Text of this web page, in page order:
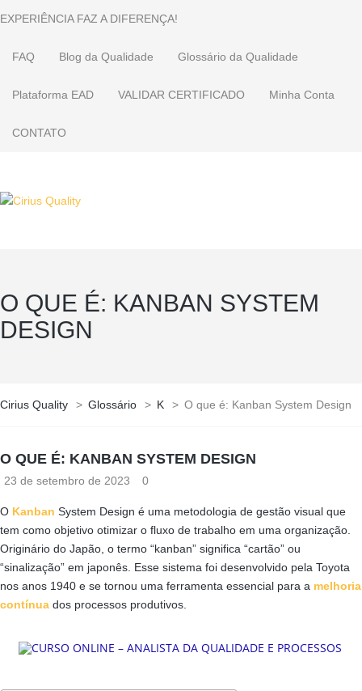
EXPERIÊNCIA FAZ A DIFERENÇA!
FAQ Blog da Qualidade Glossário da Qualidade
Plataforma EAD VALIDAR CERTIFICADO Minha Conta
CONTATO
O QUE É: KANBAN SYSTEM
DESIGN
Cirius Quality > Glossário > K > O que é: Kanban System Design
O QUE É: KANBAN SYSTEM DESIGN
23 de setembro de 2023 0
O Kanban System Design é uma metodologia de gestão visual que
tem como objetivo otimizar o fluxo de trabalho em uma organização.
Originário do Japão, o termo “kanban” significa “cartão” ou
“sinalização” em japonês. Esse sistema foi desenvolvido pela Toyota
nos anos 1940 e se tornou uma ferramenta essencial para a melhoria
contínua dos processos produtivos.